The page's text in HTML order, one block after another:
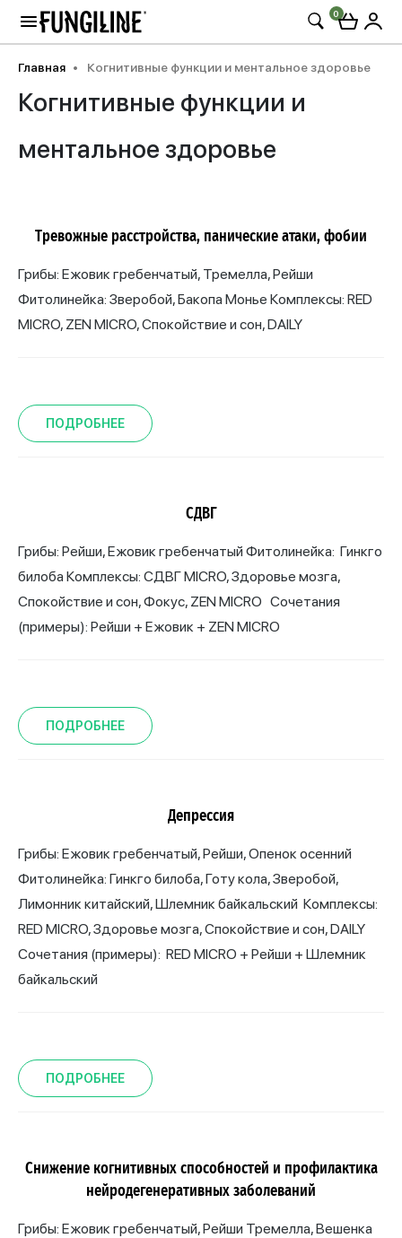
0
Главная Когнитивные функции и ментальное здоровье
Когнитивные функции и
ментальное здоровье
Тревожные расстройства, панические атаки, фобии
Грибы: Ежовик гребенчатый, Тремелла, Рейши
Фитолинейка: Зверобой, Бакопа Монье Комплексы: RED
MICRO, ZEN MICRO, Спокойствие и сон, DAILY
ПОДРОБНЕЕ
СДВГ
Грибы: Рейши, Ежовик гребенчатый Фитолинейка: Гинкго
билоба Комплексы: СДВГ MICRO, Здоровье мозга,
Спокойствие и сон, Фокус, ZEN MICRO Сочетания
(примеры): Рейши + Ежовик + ZEN MICRO
ПОДРОБНЕЕ
Депрессия
Грибы: Ежовик гребенчатый, Рейши, Опенок осенний
Фитолинейка: Гинкго билоба, Готу кола, Зверобой,
Лимонник китайский, Шлемник байкальский Комплексы:
RED MICRO, Здоровье мозга, Спокойствие и сон, DAILY
Сочетания (примеры): RED MICRO + Рейши + Шлемник
байкальский
ПОДРОБНЕЕ
Cнижение когнитивных способностей и профилактика
нейродегенеративных заболеваний
Грибы: Ежовик гребенчатый, Рейши Тремелла, Вешенка